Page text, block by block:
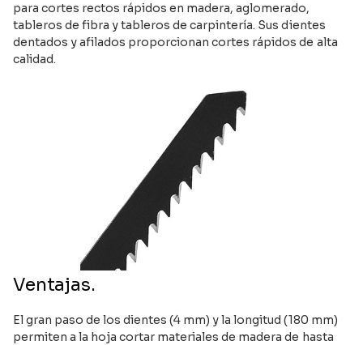
para cortes rectos rápidos en madera, aglomerado,
tableros de fibra y tableros de carpintería. Sus dientes
dentados y afilados proporcionan cortes rápidos de alta
calidad.
Ventajas.
El gran paso de los dientes (4 mm) y la longitud (180 mm)
permiten a la hoja cortar materiales de madera de hasta